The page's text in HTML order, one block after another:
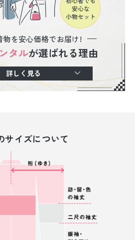
物を安心価格でお届け!
タルが選ばれる理由
詳しく見る
サイズについて